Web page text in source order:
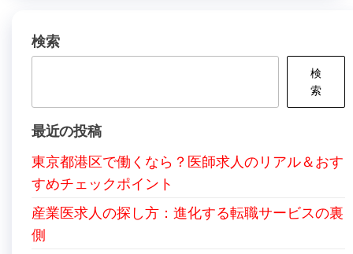
ー
シ
ン
検索
検
索
最近の投稿
東京都港区で働くなら？医師求人のリアル＆おす
すめチェックポイント
産業医求人の探し方：進化する転職サービスの裏
側